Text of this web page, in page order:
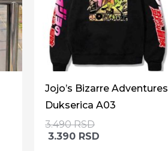
Jojo’s Bizarre Adventures
Dukserica A03
3.490RSD
3.390 RSD